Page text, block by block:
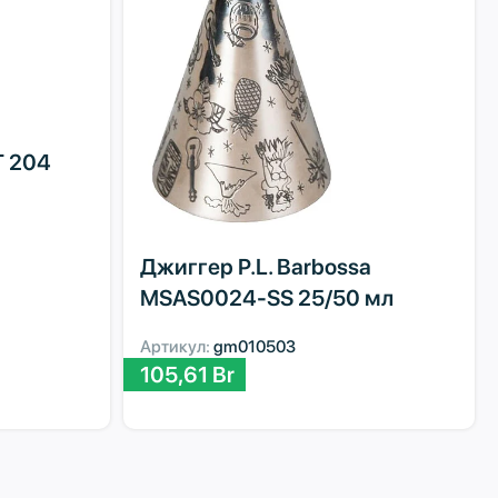
204
Джиггер P.L. Barbossa
MSAS0024-SS 25/50 мл
Артикул: gm010503
105,61 Br